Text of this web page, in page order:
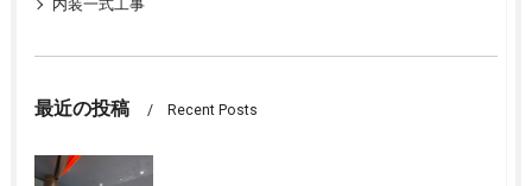
内装一式工事
最近の投稿 Recent Posts